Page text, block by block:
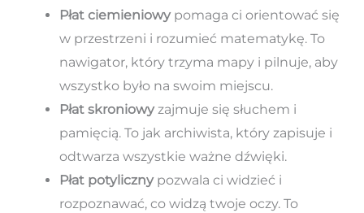
Płat ciemieniowypomaga ci orientować się
w przestrzeni i rozumieć matematykę. To
nawigator, który trzyma mapy i pilnuje, aby
wszystko było na swoim miejscu.
Płat skroniowyzajmuje się słuchem i
pamięcią. To jak archiwista, który zapisuje i
odtwarza wszystkie ważne dźwięki.
Płat potylicznypozwala ci widzieć i
rozpoznawać, co widzą twoje oczy. To